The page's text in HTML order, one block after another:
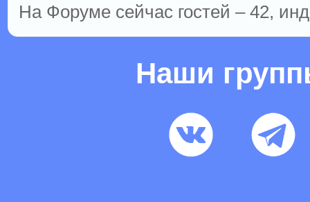
На Форуме сейчас гостей – 42,
Наши